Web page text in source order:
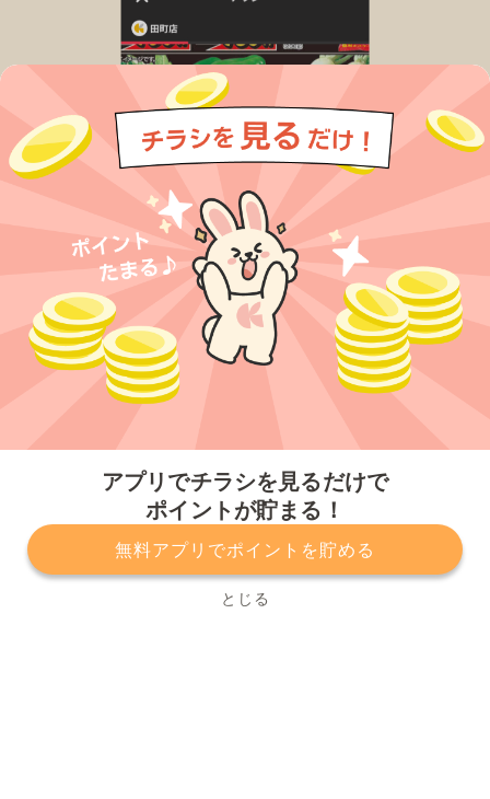
アプリでチラシを見るだけで
ポイントが貯まる！
無料アプリでポイントを貯める
とじる
プライバシーポリシー 利用規約
運営会社
サービスに関してのお問い合わせ